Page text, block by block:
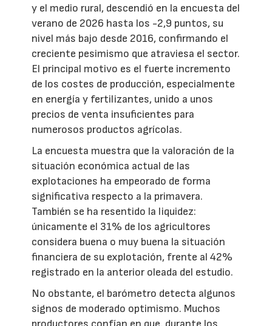
y el medio rural, descendió en la encuesta del
verano de 2026 hasta los -2,9 puntos, su
nivel más bajo desde 2016, confirmando el
creciente pesimismo que atraviesa el sector.
El principal motivo es el fuerte incremento
de los costes de producción, especialmente
en energía y fertilizantes, unido a unos
precios de venta insuficientes para
numerosos productos agrícolas.
La encuesta muestra que la valoración de la
situación económica actual de las
explotaciones ha empeorado de forma
significativa respecto a la primavera.
También se ha resentido la liquidez:
únicamente el 31% de los agricultores
considera buena o muy buena la situación
financiera de su explotación, frente al 42%
registrado en la anterior oleada del estudio.
No obstante, el barómetro detecta algunos
signos de moderado optimismo. Muchos